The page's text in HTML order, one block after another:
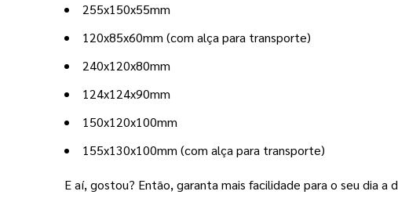
255x150x55mm
120x85x60mm (com alça para transporte)
240x120x80mm
124x124x90mm
150x120x100mm
155x130x100mm (com alça para transporte)
E aí, gostou? Então, garanta mais facilidade para o seu dia a